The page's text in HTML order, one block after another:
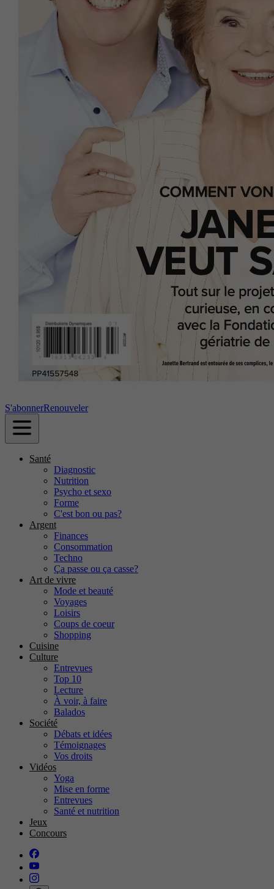
S'abonnerRenouveler
Santé
Diagnostic
Nutrition
Psycho et sexo
Forme
C'est bon ou pas?
Argent
Finances
Consommation
Techno
Ça passe ou ça casse?
Art de vivre
Mode et beauté
Voyages
Loisirs
Coups de coeur
Shopping
Cuisine
Culture
Entrevues
Top 10
Lecture
À voir, à faire
Balados
Société
Débats et idées
Témoignages
Vos droits
Vidéos
Yoga
Mise en forme
Entrevues
Santé et nutrition
Jeux
Concours